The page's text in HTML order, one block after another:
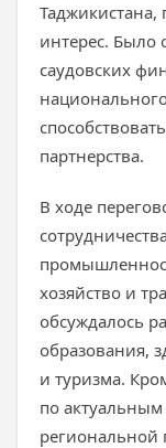
интерес. Было
саудовских
партнерства.
В ходе
хозяйство и
обсуждалось
образования,
и туризма.
по
региональной